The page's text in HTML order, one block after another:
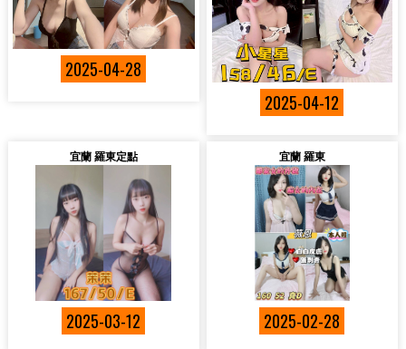
2025-04-28
2025-04-12
宜蘭 羅東定點
2025-03-12
宜蘭 羅東
2025-02-28